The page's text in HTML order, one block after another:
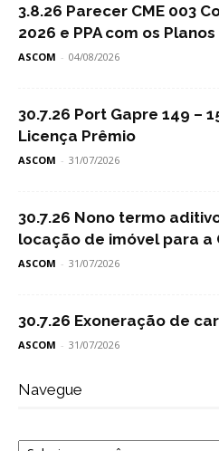
3.8.26 Parecer CME 003
2026 e PPA com os
ASCOM - 04/08/2026
30.7.26 Port Gapre 149 –
Licença Prêmio
ASCOM - 31/07/2026
30.7.26 Nono termo
locação de imóvel para a
ASCOM - 31/07/2026
30.7.26 Exoneração de
ASCOM - 31/07/2026
Navegue
Navegue